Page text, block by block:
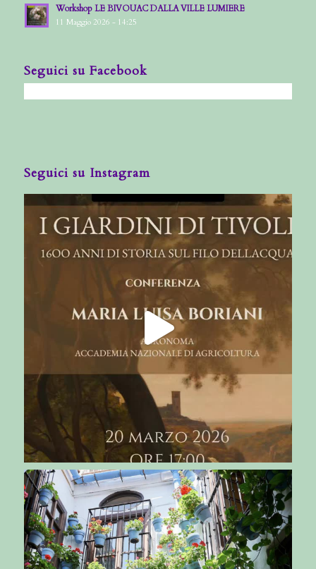
Workshop LE BIVOUAC DALLA VILLE LUMIERE
11 Maggio 2026 - 14:25
Seguici su Facebook
Seguici su Instagram